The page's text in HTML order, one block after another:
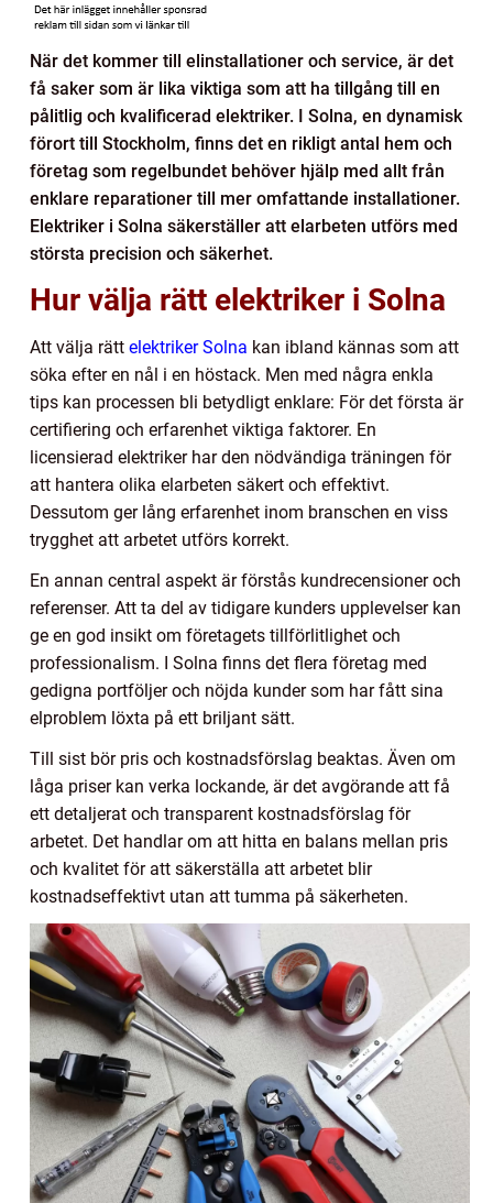
När det kommer till elinstallationer och service, är det
få saker som är lika viktiga som att ha tillgång till en
pålitlig och kvalificerad elektriker. I Solna, en dynamisk
förort till Stockholm, finns det en rikligt antal hem och
företag som regelbundet behöver hjälp med allt från
enklare reparationer till mer omfattande installationer.
Elektriker i Solna säkerställer att elarbeten utförs med
största precision och säkerhet.
Hur välja rätt elektriker i Solna
Att välja rätt elektriker Solna kan ibland kännas som att
söka efter en nål i en höstack. Men med några enkla
tips kan processen bli betydligt enklare: För det första är
certifiering och erfarenhet viktiga faktorer. En
licensierad elektriker har den nödvändiga träningen för
att hantera olika elarbeten säkert och effektivt.
Dessutom ger lång erfarenhet inom branschen en viss
trygghet att arbetet utförs korrekt.
En annan central aspekt är förstås kundrecensioner och
referenser. Att ta del av tidigare kunders upplevelser kan
ge en god insikt om företagets tillförlitlighet och
professionalism. I Solna finns det flera företag med
gedigna portföljer och nöjda kunder som har fått sina
elproblem löxta på ett briljant sätt.
Till sist bör pris och kostnadsförslag beaktas. Även om
låga priser kan verka lockande, är det avgörande att få
ett detaljerat och transparent kostnadsförslag för
arbetet. Det handlar om att hitta en balans mellan pris
och kvalitet för att säkerställa att arbetet blir
kostnadseffektivt utan att tumma på säkerheten.